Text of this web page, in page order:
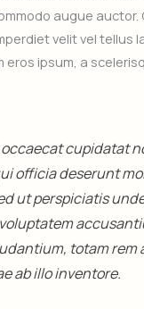
augue
velit vel tellus
eros ipsum, a
cupidatat
officia deserunt
ut perspiciatis
totam rem
ab illo inventore.